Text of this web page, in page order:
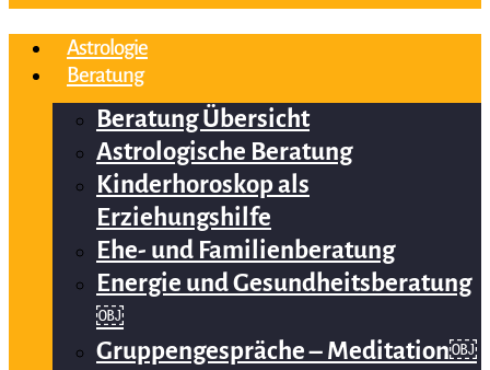
Astrologie
Beratung
Beratung Übersicht
Astrologische Beratung
Kinderhoroskop als
Erziehungshilfe
Ehe- und Familienberatung
Energie und Gesundheitsberatung
￼
Gruppengespräche – Meditation￼